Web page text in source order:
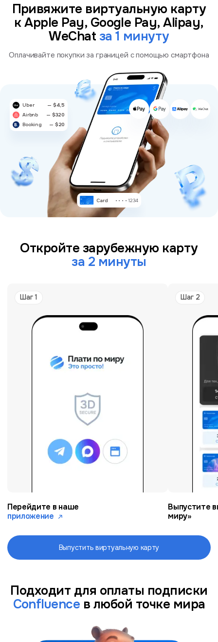
Привяжите виртуальную карту
к Apple Pay, Google Pay, Alipay,
WeChat за 1 минуту
Оплачивайте покупки за границей с помощью смартфона
Uber
— $4,5
Airbnb
— $320
Booking
— $20
Card
Откройте зарубежную карту
за 2 минуты
Перейдите в наше
приложение
Выпустите
миру»
Выпустить виртуальную карту
Подходит для оплаты подписки
Confluence в любой точке мира